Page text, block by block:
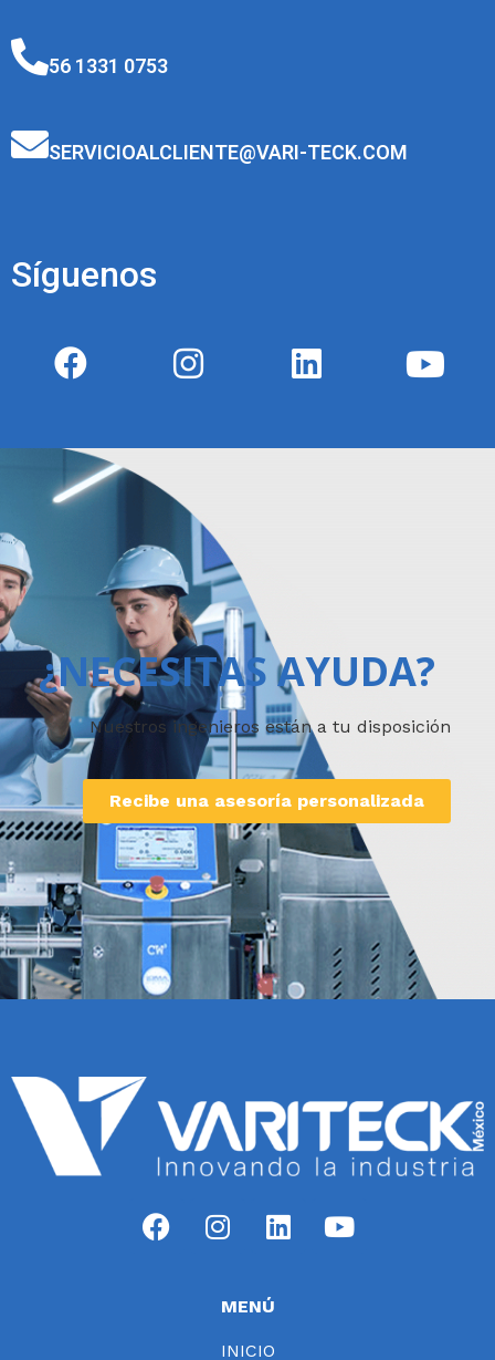
56 1331 0753
SERVICIOALCLIENTE@VARI-TECK.COM
Síguenos
¿NECESITAS AYUDA?
Nuestros ingenieros están a tu disposición
Recibe una asesoría personalizada
MENÚ
INICIO